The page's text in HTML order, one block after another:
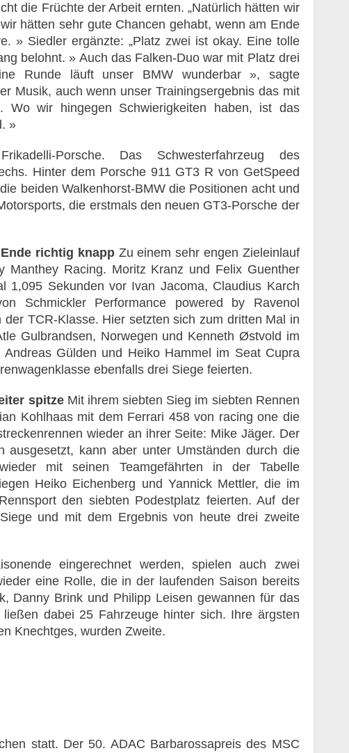
die Früchte der Arbeit ernten. „Natürlich hätten wir
hätten sehr gute Chancen gehabt, wenn am Ende
» Siedler ergänzte: „Platz zwei ist okay. Eine tolle
belohnt. » Auch das Falken-Duo war mit Platz drei
Runde läuft unser BMW wunderbar », sagte
Musik, auch wenn unser Trainingsergebnis das mit
Wo wir hingegen Schwierigkeiten haben, ist das
»
Porsche. Das Schwesterfahrzeug des
Hinter dem Porsche 911 GT3 R von GetSpeed
beiden Walkenhorst-BMW die Positionen acht und
die erstmals den neuen GT3-Porsche der
richtig knappZu einem sehr engen Zieleinlauf
Manthey Racing. Moritz Kranz und Felix Guenther
1,095 Sekunden vor Ivan Jacoma, Claudius Karch
Schmickler Performance powered by Ravenol
TCR-Klasse. Hier setzten sich zum dritten Mal in
Gulbrandsen, Norwegen und Kenneth Østvold im
Gülden und Heiko Hammel im Seat Cupra
ebenfalls drei Siege feierten.
spitzeMit ihrem siebten Sieg im siebten Rennen
Kohlhaas mit dem Ferrari 458 von racing one die
wieder an ihrer Seite: Mike Jäger. Der
ausgesetzt, kann aber unter Umständen durch die
mit seinen Teamgefährten in der Tabelle
Heiko Eichenberg und Yannick Mettler, die im
den siebten Podestplatz feierten. Auf der
und mit dem Ergebnis von heute drei zweite
eingerechnet werden, spielen auch zwei
eine Rolle, die in der laufenden Saison bereits
Danny Brink und Philipp Leisen gewannen für das
dabei 25 Fahrzeuge hinter sich. Ihre ärgsten
Knechtges, wurden Zweite.
statt. Der 50. ADAC Barbarossapreis des MSC